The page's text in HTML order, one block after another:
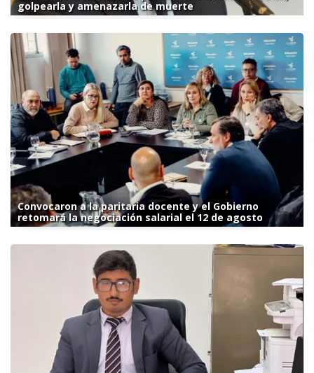
golpearla y amenazarla de muerte
Convocaron a la paritaria docente y el Gobierno
retomará la negociación salarial el 12 de agosto